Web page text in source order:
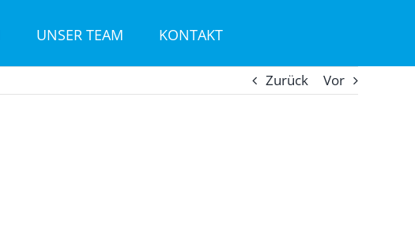
UNSER TEAM KONTAKT
Zurück Vor